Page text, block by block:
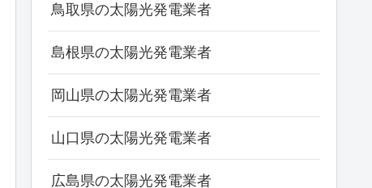
鳥取県の太陽光発電業者
島根県の太陽光発電業者
岡山県の太陽光発電業者
山口県の太陽光発電業者
広島県の太陽光発電業者